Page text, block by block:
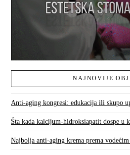
NAJNOVIJE
Anti-aging kongresi: edukacija ili skupo
Šta kada kalcijum-hidroksiapatit dospe u
Najbolja anti-aging krema prema